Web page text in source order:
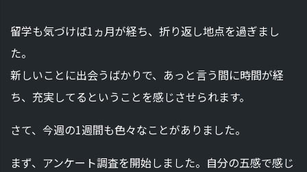
留学も気づけば1ヵ月が経ち、折り返し地点を過ぎまし
た。
新しいことに出会うばかりで、あっと言う間に時間が経
ち、充実してるということを感じさせられます。
さて、今週の1週間も色々なことがありました。
まず、アンケート調査を開始しました。自分の五感で感じ